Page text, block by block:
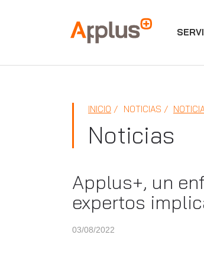
Applus+
INICIO NOTICIAS
Noticias
Applus+, un
expertos
03/08/2022